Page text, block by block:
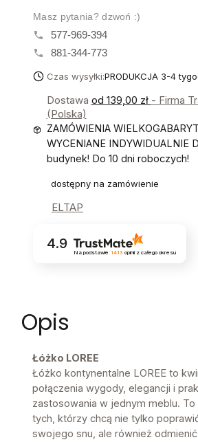
Masz pytania? dzwoń :)
577-969-394
881-344-773
Czas wysyłki:PRODUKCJA 3-4
Dostawa od 139,00 zł - Firma
(Polska)
ZAMÓWIENIA
WYCENIANE INDYWIDUALNIE
budynek! Do 10 dni roboczych!
dostępny na zamówienie
ELTAP
4.9
Na podstawie 1413 opinii z całego okresu
Opis
Łóżko LOREE
Łóżko kontynentalne LOREE to
połączenia wygody, elegancji i
zastosowania w jednym meblu.
tych, którzy chcą nie tylko
swojego snu, ale również